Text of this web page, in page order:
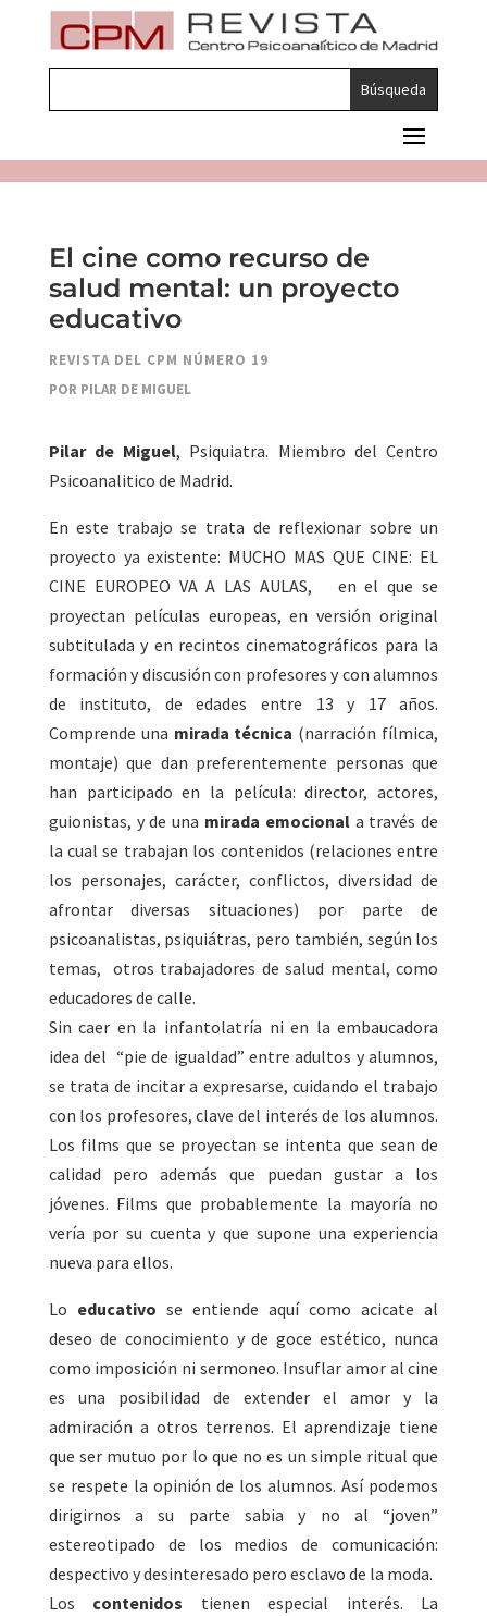
El cine como recurso de
salud mental: un proyecto
educativo
REVISTA DEL CPM NÚMERO 19
POR PILAR DE MIGUEL
Pilar de Miguel, Psiquiatra. Miembro del Centro
Psicoanalitico de Madrid.
En este trabajo se trata de reflexionar sobre un
proyecto ya existente: MUCHO MAS QUE CINE: EL
CINE EUROPEO VA A LAS AULAS, en el que se
proyectan películas europeas, en versión original
subtitulada y en recintos cinematográficos para la
formación y discusión con profesores y con alumnos
de instituto, de edades entre 13 y 17 años.
Comprende una mirada técnica (narración fílmica,
montaje) que dan preferentemente personas que
han participado en la película: director, actores,
guionistas, y de una mirada emocionala través de
la cual se trabajan los contenidos (relaciones entre
los personajes, carácter, conflictos, diversidad de
afrontar diversas situaciones) por parte de
psicoanalistas, psiquiátras, pero también, según los
temas, otros trabajadores de salud mental, como
educadores de calle.
Sin caer en la infantolatría ni en la embaucadora
idea del “pie de igualdad” entre adultos y alumnos,
se trata de incitar a expresarse, cuidando el trabajo
con los profesores, clave del interés de los alumnos.
Los films que se proyectan se intenta que sean de
calidad pero además que puedan gustar a los
jóvenes. Films que probablemente la mayoría no
vería por su cuenta y que supone una experiencia
nueva para ellos.
Lo educativo se entiende aquí como acicate al
deseo de conocimiento y de goce estético, nunca
como imposición ni sermoneo. Insuflar amor al cine
es una posibilidad de extender el amor y la
admiración a otros terrenos. El aprendizaje tiene
que ser mutuo por lo que no es un simple ritual que
se respete la opinión de los alumnos. Así podemos
dirigirnos a su parte sabia y no al “joven”
estereotipado de los medios de comunicación:
despectivo y desinteresado pero esclavo de la moda.
Los contenidos tienen especial interés. La